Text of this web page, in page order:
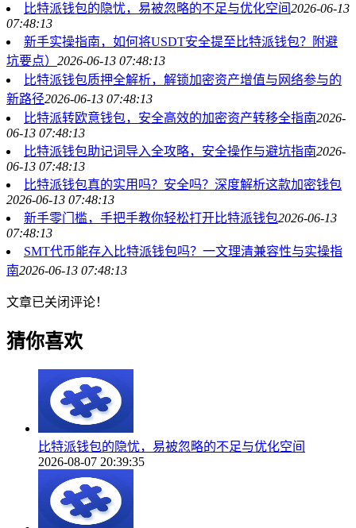
比特派钱包的隐忧，易被忽略的不足与优化空间2026-06-13
07:48:13
新手实操指南，如何将USDT安全提至比特派钱包？附避
坑要点） 2026-06-13 07:48:13
比特派钱包质押全解析，解锁加密资产增值与网络参与的
新路径2026-06-13 07:48:13
比特派转欧意钱包，安全高效的加密资产转移全指南2026-
06-13 07:48:13
比特派钱包助记词导入全攻略，安全操作与避坑指南2026-
06-13 07:48:13
比特派钱包真的实用吗？安全吗？深度解析这款加密钱包
2026-06-13 07:48:13
新手零门槛，手把手教你轻松打开比特派钱包2026-06-13
07:48:13
SMT代币能存入比特派钱包吗？一文理清兼容性与实操指
南2026-06-13 07:48:13
文章已关闭评论！
猜你喜欢
比特派钱包的隐忧，易被忽略的不足与优化空间
2026-08-07 20:39:35